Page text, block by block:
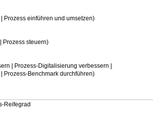
einführen und umsetzen)
steuern)
Prozess-Digitalisierung verbessern |
Benchmark durchführen)